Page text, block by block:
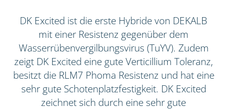
DK Excited ist die erste Hybride von DEKALB
mit einer Resistenz gegenüber dem
Wasserrübenvergilbungsvirus (TuYV). Zudem
zeigt DK Excited eine gute Verticillium Toleranz,
besitzt die RLM7 Phoma Resistenz und hat eine
sehr gute Schotenplatzfestigkeit. DK Excited
zeichnet sich durch eine sehr gute